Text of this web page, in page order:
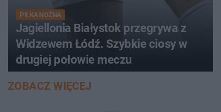
PIŁKA NOŻNA
Jagiellonia Białystok przegrywa z
Widzewem Łódź. Szybkie ciosy w
drugiej połowie meczu
ZOBACZ WIĘCEJ